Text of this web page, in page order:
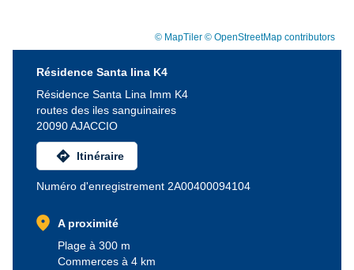
© MapTiler © OpenStreetMap contributors
Résidence Santa lina K4
Résidence Santa Lina Imm K4
routes des iles sanguinaires
20090 AJACCIO
directions Itinéraire
Numéro d'enregistrement 2A00400094104
location_on
A proximité
Plage à 300 m
Commerces à 4 km